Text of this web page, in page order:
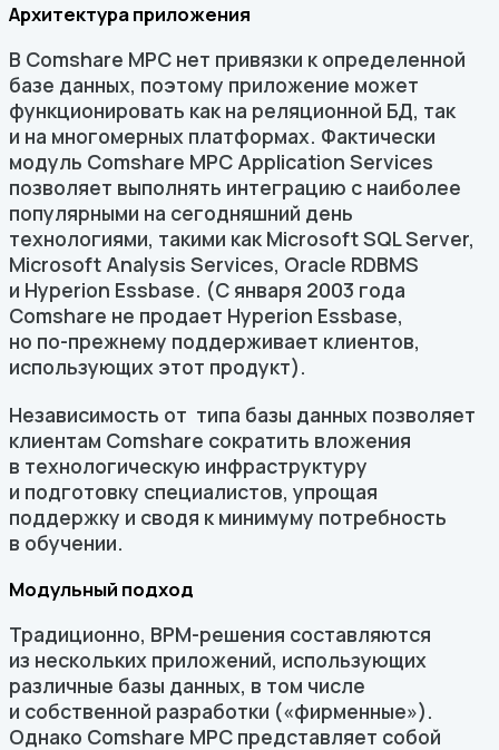
Архитектура приложения
В Comshare MPC нет привязки к определенной
базе данных, поэтому приложение может
функционировать как на реляционной БД, так
и на многомерных платформах. Фактически
модуль Comshare MPC Application Services
позволяет выполнять интеграцию с наиболее
популярными на сегодняшний день
технологиями, такими как Microsoft SQL Server,
Microsoft Analysis Services, Oracle RDBMS
и Hyperion Essbase. (С января 2003 года
Comshare не продает Hyperion Essbase,
но по-прежнему поддерживает клиентов,
использующих этот продукт).
Независимость от типа базы данных позволяет
клиентам Comshare сократить вложения
в технологическую инфраструктуру
и подготовку специалистов, упрощая
поддержку и сводя к минимуму потребность
в обучении.
Модульный подход
Традиционно, BPM-решения составляются
из нескольких приложений, использующих
различные базы данных, в том числе
и собственной разработки («фирменные»).
Однако Comshare MPC представляет собой